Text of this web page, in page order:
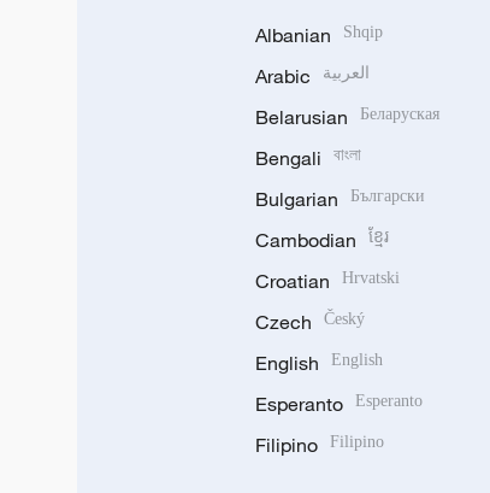
Albanian Shqip
Arabic العربية
Belarusian Беларуская
Bengali বাংলা
Bulgarian Български
Cambodian ខ្មែរ
Croatian Hrvatski
Czech Český
English English
Esperanto Esperanto
Filipino Filipino